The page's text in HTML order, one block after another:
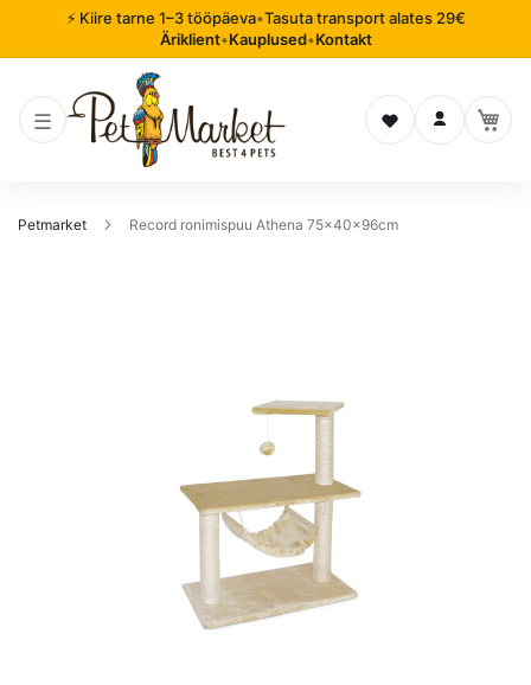
⚡ Kiire tarne 1–3 tööpäeva•Tasuta transport alates 29€
Äriklient•Kauplused•Kontakt
Soovinimekiri
Logi sisse
Petmarket Record ronimispuu Athena 75x40x96cm